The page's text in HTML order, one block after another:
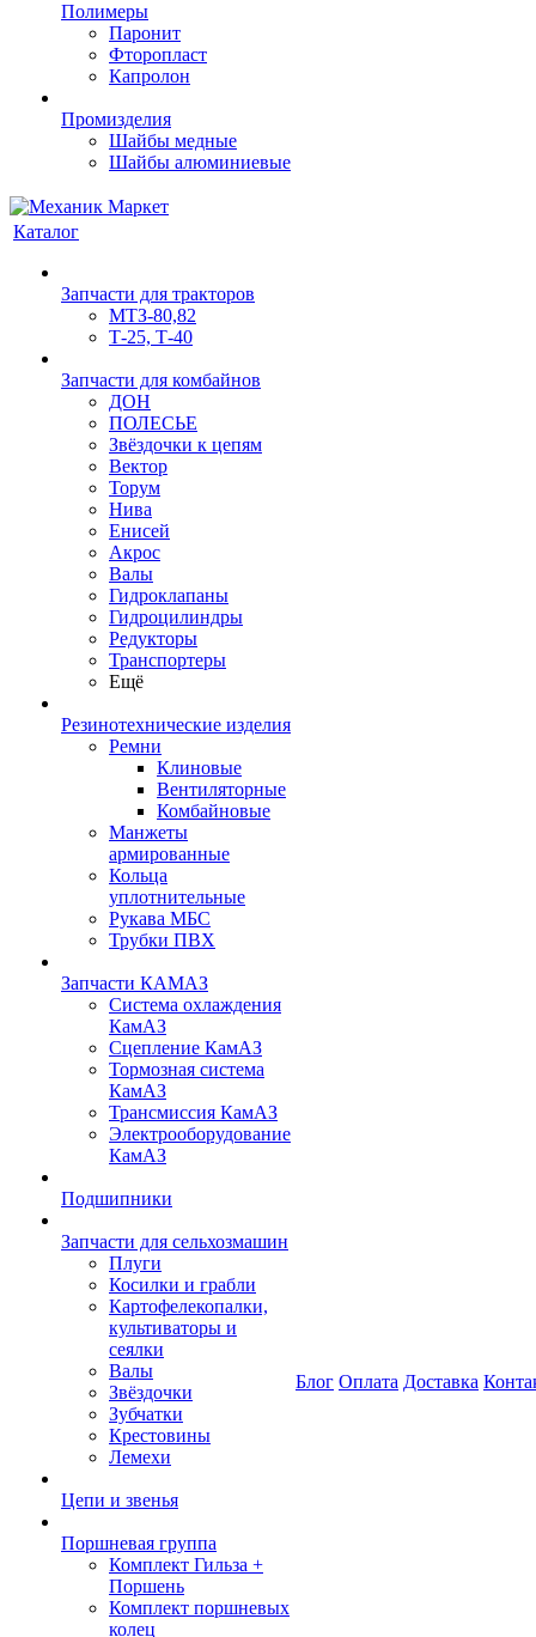
Полимеры
Паронит
Фторопласт
Капролон
Промизделия
Шайбы медные
Шайбы алюминиевые
Каталог
Запчасти для тракторов
МТЗ-80,82
Т-25, Т-40
Запчасти для комбайнов
ДОН
ПОЛЕСЬЕ
Звёздочки к цепям
Вектор
Торум
Нива
Енисей
Акрос
Валы
Гидроклапаны
Гидроцилиндры
Редукторы
Транспортеры
Ещё
Резинотехнические изделия
Ремни
Клиновые
Вентиляторные
Комбайновые
Манжеты
армированные
Кольца
уплотнительные
Рукава МБС
Трубки ПВХ
Запчасти КАМАЗ
Система охлаждения
КамАЗ
Сцепление КамАЗ
Тормозная система
КамАЗ
Трансмиссия КамАЗ
Электрооборудование
КамАЗ
Подшипники
Запчасти для сельхозмашин
Плуги
Косилки и грабли
Картофелекопалки,
культиваторы и
сеялки
Валы
Звёздочки
Зубчатки
Крестовины
Лемехи
Цепи и звенья
Поршневая группа
Комплект Гильза +
Поршень
Комплект поршневых
колец
Блог Оплата Доставка